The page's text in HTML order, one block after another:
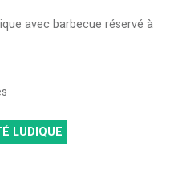
avec barbecue réservé à
LUDIQUE